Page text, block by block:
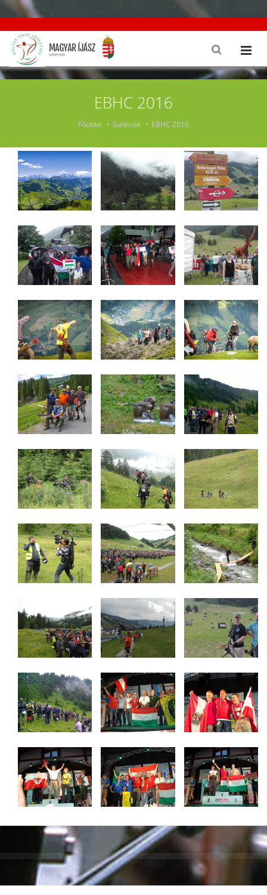
EBHC 2016
Főoldal Galériák EBHC 2016